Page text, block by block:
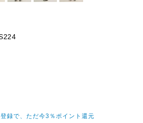
録で、ただ今3％ポイント還元